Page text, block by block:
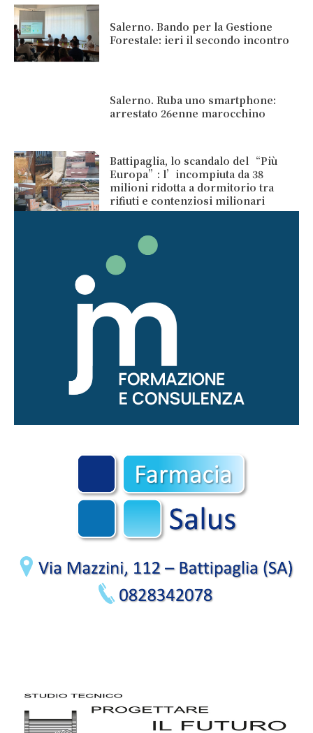
Salerno. Bando per la Gestione
Forestale: ieri il secondo incontro
Salerno. Ruba uno smartphone:
arrestato 26enne marocchino
Battipaglia, lo scandalo del “Più
Europa”: l’incompiuta da 38
milioni ridotta a dormitorio tra
rifiuti e contenziosi milionari